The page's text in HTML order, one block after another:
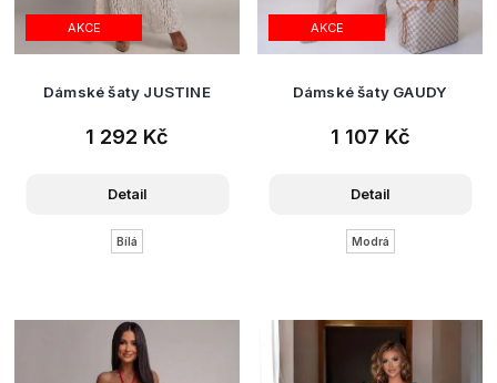
AKCE
Dámské šaty JUSTINE
1 292 Kč
Detail
Bílá
AKCE
Dámské šaty GAUDY
1 107 Kč
Detail
Modrá